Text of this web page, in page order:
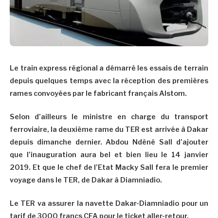
Le train express régional a démarré les essais de terrain
depuis quelques temps avec la réception des premières
rames convoyées par le fabricant français Alstom.
Selon d’ailleurs le ministre en charge du transport
ferroviaire, la deuxième rame du TER est arrivée à Dakar
depuis dimanche dernier. Abdou Ndéné Sall d’ajouter
que l’inauguration aura bel et bien lieu le 14 janvier
2019. Et que le chef de l’Etat Macky Sall fera le premier
voyage dans le TER, de Dakar à Diamniadio.
Le TER va assurer la navette Dakar-Diamniadio pour un
tarif de 3000 francs CFA pour le ticket aller-retour.